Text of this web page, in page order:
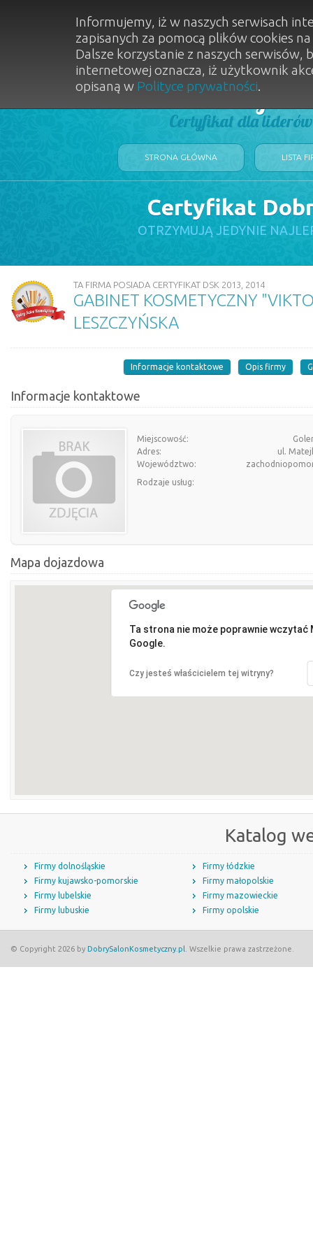
Dobry
Certyfikat dla
STRONA GŁÓWNA LISTA
Certyfikat
OTRZYMUJĄ JEDYNIE
TA FIRMA POSIADA CERTYFIKAT DSK 2013, 2014
GABINET KOSMETYCZNY
LESZCZYŃSKA
Informacje kontaktowe Opis firmy
Informacje kontaktowe
Miejscowość:
Adres:
ul.
Województwo:
Rodzaje usług:
Mapa dojazdowa
Ta strona nie może poprawnie wczytać
Google.
Czy jesteś właścicielem tej witryny?
Katalog
Firmy dolnośląskie
Firmy kujawsko-pomorskie
Firmy lubelskie
Firmy lubuskie
Firmy łódzkie
Firmy małopolskie
Firmy mazowieckie
Firmy opolskie
© Copyright 2026 by DobrySalonKosmetyczny.pl . Wszelkie prawa zastrzeżone.
Informujemy, iż w naszych serwisach
zapisanych za pomocą plików cookies
Dalsze korzystanie z naszych
internetowej oznacza, iż użytkownik
opisaną w Polityce prywatności.